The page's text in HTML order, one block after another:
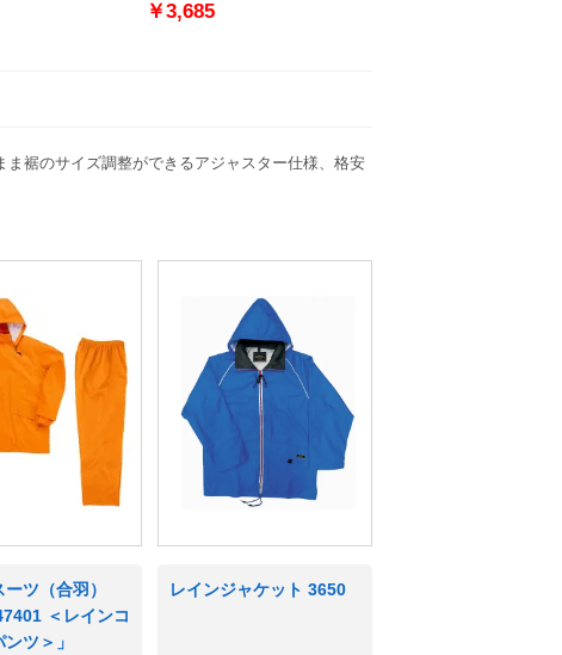
￥3,685
裾のサイズ調整ができるアジャスター仕様、格安
ツ（合羽）
＜レインコ
ツ＞」
レインジャケット 3650